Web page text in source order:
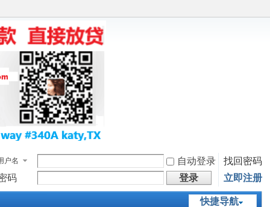
户名 自动登录
找回密码
码
登录 立即注册
快捷导航